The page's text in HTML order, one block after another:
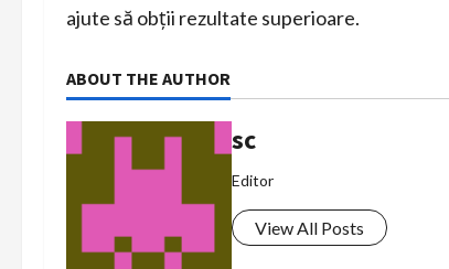
ajute să obții rezultate superioare.
ABOUT THE AUTHOR
sc
Editor
View All Posts